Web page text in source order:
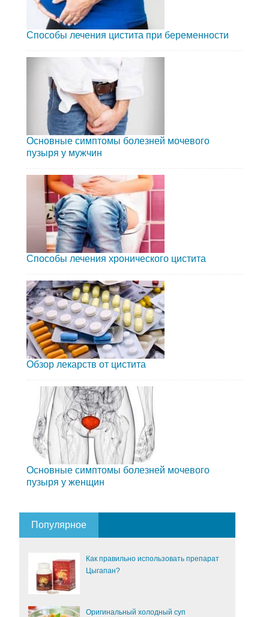
Способы лечения цистита при беременности
Основные симптомы болезней мочевого
пузыря у мужчин
Способы лечения хронического цистита
Обзор лекарств от цистита
Основные симптомы болезней мочевого
пузыря у женщин
Популярное
Как правильно использовать препарат
Цыгапан?
Оригинальный холодный суп